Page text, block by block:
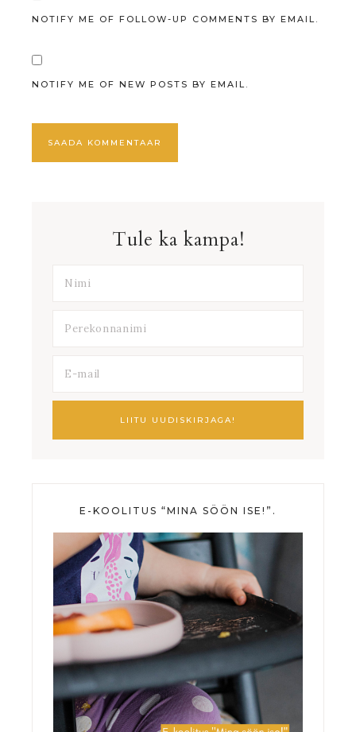
NOTIFY ME OF FOLLOW-UP COMMENTS BY EMAIL.
NOTIFY ME OF NEW POSTS BY EMAIL.
Tule ka kampa!
E-KOOLITUS “MINA SÖÖN ISE!”.